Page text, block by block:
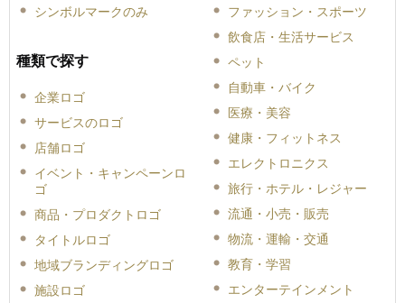
シンボルマークのみ
種類で探す
企業ロゴ
サービスのロゴ
店舗ロゴ
イベント・キャンペーンロ
ゴ
商品・プロダクトロゴ
タイトルロゴ
地域ブランディングロゴ
施設ロゴ
ファッション・スポーツ
飲食店・生活サービス
ペット
自動車・バイク
医療・美容
健康・フィットネス
エレクトロニクス
旅行・ホテル・レジャー
流通・小売・販売
物流・運輸・交通
教育・学習
エンターテインメント